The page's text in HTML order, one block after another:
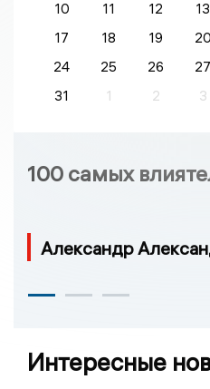
10 11 12 13
17
18 19 20
24
25 26 27
31
1 2 3
100 самых
Александр
Интересные